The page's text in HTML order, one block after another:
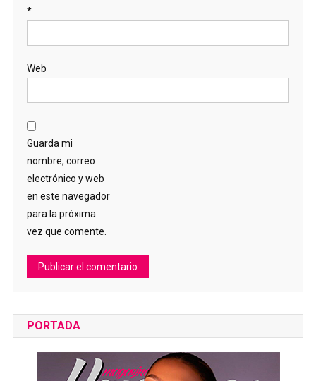
*
Web
Guarda mi
nombre, correo
electrónico y web
en este navegador
para la próxima
vez que comente.
PORTADA